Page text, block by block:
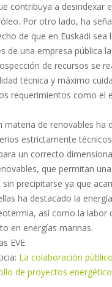
contribuya a desindexar
Por otro lado, ha
de que en Euskadi sea
de una empresa pública
de recursos se
técnica y máximo
requerimientos como el
materia de renovables ha
estrictamente
un correcto
que permitan
precipitarse ya que
ha destacado la
así como la labor
en energías marinas.
EVE
La colaboración
de proyectos